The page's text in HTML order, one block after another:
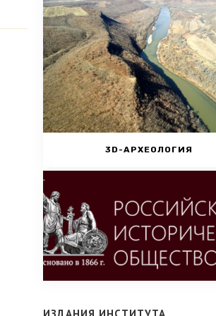
3D-АРХЕОЛОГИЯ